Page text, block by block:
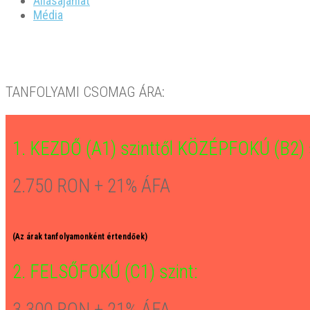
Média
TANFOLYAMI CSOMAG ÁRA:
1. KEZDŐ (A1) szinttől KÖZÉPFOKÚ
2.750 RON + 21% ÁFA
(Az árak tanfolyamonként értendőek)
2. FELSŐFOKÚ (C1) szint: